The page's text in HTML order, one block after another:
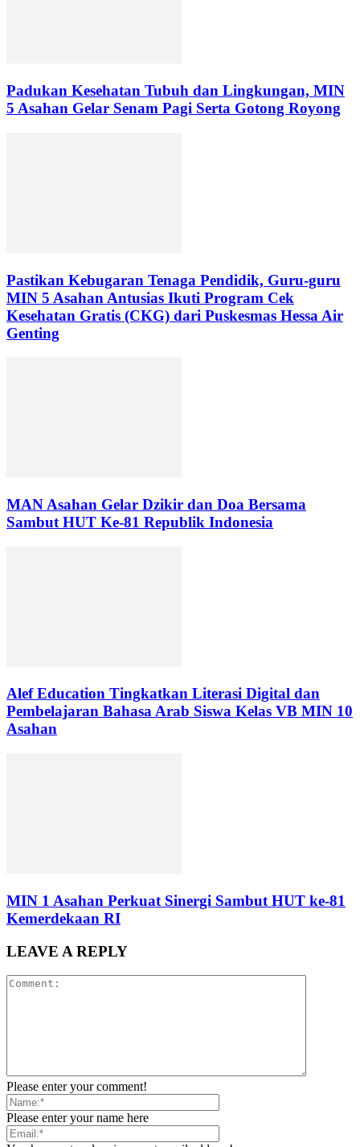
Padukan Kesehatan Tubuh dan Lingkungan, MIN
5 Asahan Gelar Senam Pagi Serta Gotong Royong
Pastikan Kebugaran Tenaga Pendidik, Guru-guru
MIN 5 Asahan Antusias Ikuti Program Cek
Kesehatan Gratis (CKG) dari Puskesmas Hessa Air
Genting
MAN Asahan Gelar Dzikir dan Doa Bersama
Sambut HUT Ke-81 Republik Indonesia
Alef Education Tingkatkan Literasi Digital dan
Pembelajaran Bahasa Arab Siswa Kelas VB MIN 10
Asahan
MIN 1 Asahan Perkuat Sinergi Sambut HUT ke-81
Kemerdekaan RI
LEAVE A REPLY
Please enter your comment!
Please enter your name here